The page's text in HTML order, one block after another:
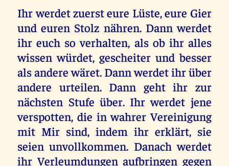
Ihr werdet zuerst eure Lüste, eure Gier
und euren Stolz nähren. Dann werdet
ihr euch so verhalten, als ob ihr alles
wissen würdet, gescheiter und besser
als andere wäret. Dann werdet ihr über
andere urteilen. Dann geht ihr zur
nächsten Stufe über. Ihr werdet jene
verspotten, die in wahrer Vereinigung
mit Mir sind, indem ihr erklärt, sie
seien unvollkommen. Danach werdet
ihr Verleumdungen aufbringen gegen